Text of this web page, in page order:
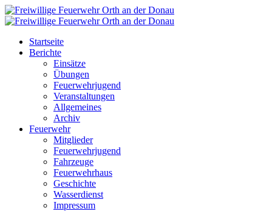
Startseite
Berichte
Einsätze
Übungen
Feuerwehrjugend
Veranstaltungen
Allgemeines
Archiv
Feuerwehr
Mitglieder
Feuerwehrjugend
Fahrzeuge
Feuerwehrhaus
Geschichte
Wasserdienst
Impressum